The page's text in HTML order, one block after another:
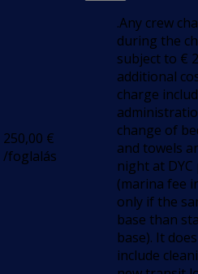
250,00 €
/foglalás
.Any crew
during the
subject to €
additional
charge
change of
and towels
night at
(marina fee
only if the
base than
base). It
include